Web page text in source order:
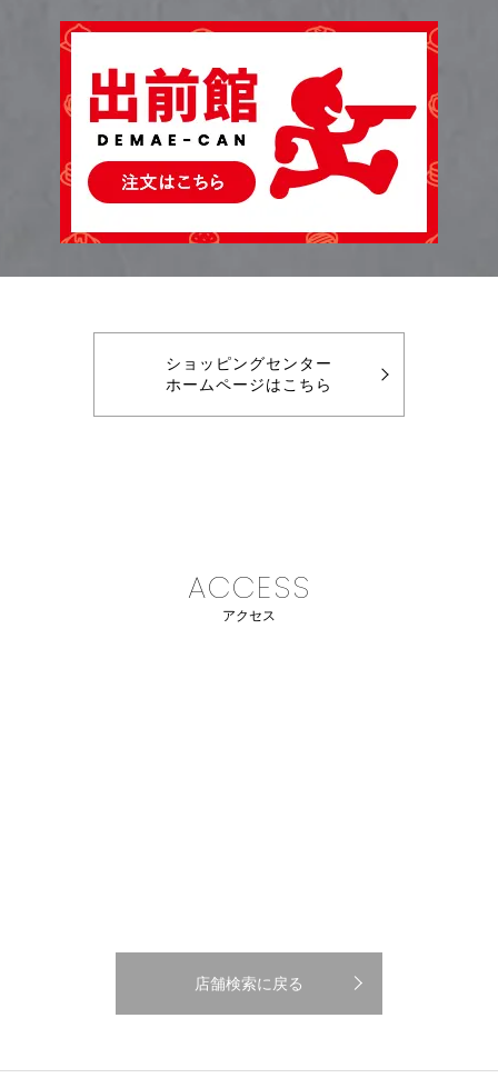
ショッピングセンター
ホームページはこちら
ACCESS
アクセス
店舗検索に戻る